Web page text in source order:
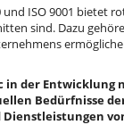
ISO 9001 bietet
sind. Dazu
in der
Bedürfnisse